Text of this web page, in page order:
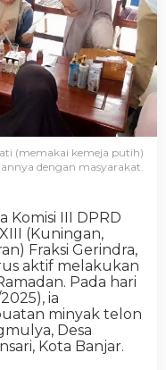
(memakai kemeja putih)
dengan masyarakat.
Komisi III DPRD
(Kuningan,
Fraksi Gerindra,
aktif melakukan
Pada hari
ia
minyak telon
Desa
Kota Banjar.